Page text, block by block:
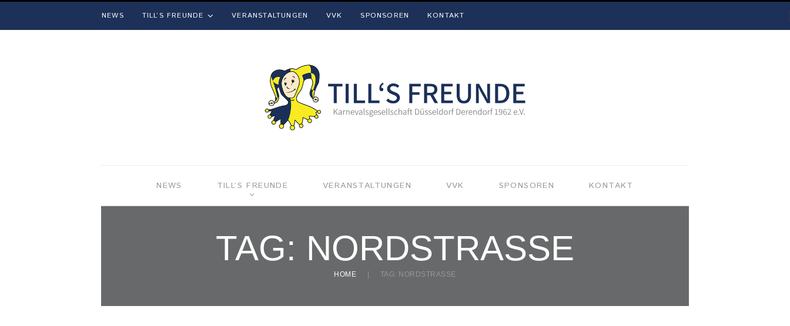
NEWS TILL’S FREUNDE VERANSTALTUNGEN VVK SPONSOREN KONTAKT
NEWS TILL’S FREUNDE VERANSTALTUNGEN VVK SPONSOREN KONTAKT
TAG: NORDSTRASSE
HOME TAG: NORDSTRASSE